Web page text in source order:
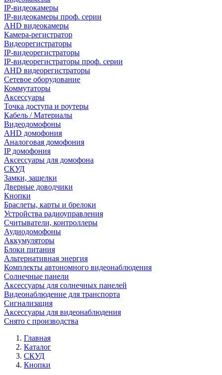
IP-видеокамеры
IP-видеокамеры проф. серии
AHD видеокамеры
Камера-регистратор
Видеорегистраторы
IP-видеорегистраторы
IP-видеорегистраторы проф. серии
AHD видеорегистраторы
Сетевое оборудование
Коммутаторы
Аксессуары
Точка доступа и роутеры
Кабель / Материалы
Видеодомофоны
AHD домофония
Аналоговая домофония
IP домофония
Аксессуары для домофона
СКУД
Замки, защелки
Дверные доводчики
Кнопки
Браслеты, карты и брелоки
Устройства радиоуправления
Считыватели, контроллеры
Аудиодомофоны
Аккумуляторы
Блоки питания
Альтернативная энергия
Комплекты автономного видеонаблюдения
Солнечные панели
Аксессуары для солнечных панелей
Видеонаблюдение для транспорта
Сигнализация
Аксессуары для видеонаблюдения
Снято с производства
Главная
Каталог
СКУД
Кнопки